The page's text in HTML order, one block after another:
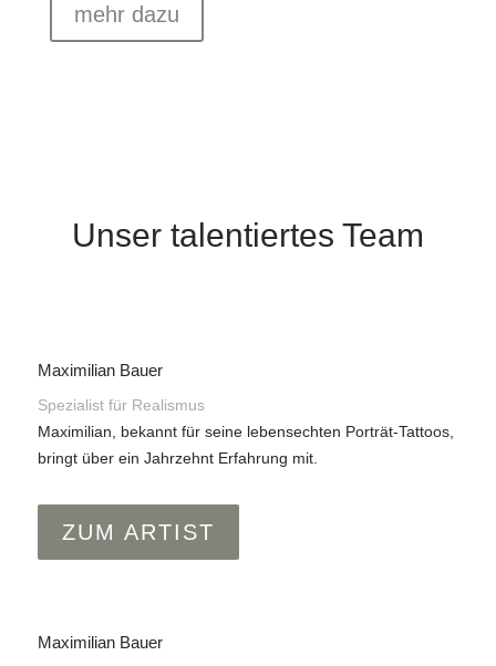
mehr dazu
Unser talentiertes Team
Maximilian Bauer
Spezialist für Realismus
Maximilian, bekannt für seine lebensechten Porträt-Tattoos,
bringt über ein Jahrzehnt Erfahrung mit.
ZUM ARTIST
Maximilian Bauer